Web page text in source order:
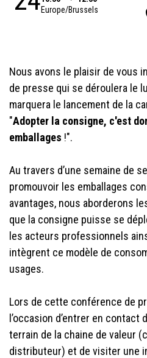
Europe/Brussels
Nous avons le plaisir de vous
de presse qui se déroulera le
marquera le lancement de la
"Adopter la consigne, c'est
emballages !".
Au travers d’une semaine de
promouvoir les emballages
avantages, nous aborderons
que la consigne puisse se
les acteurs professionnels
intègrent ce modèle de
usages.
Lors de cette conférence de
l’occasion d’entrer en
terrain de la chaine de valeur
distributeur) et de visiter une